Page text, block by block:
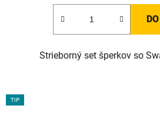
Strieborný set šperkov so
TIP